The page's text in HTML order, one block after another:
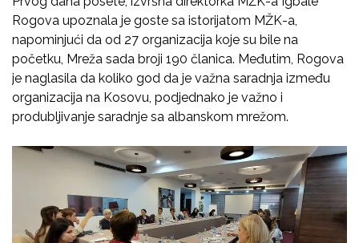
Rogova upoznala je goste sa istorijatom MŽK-a,
napominjući da od 27 organizacija koje su bile na
početku, Mreža sada broji 190 članica. Međutim, Rogova
je naglasila da koliko god da je važna saradnja između
organizacija na Kosovu, podjednako je važno i
produbljivanje saradnje sa albanskom mrežom.